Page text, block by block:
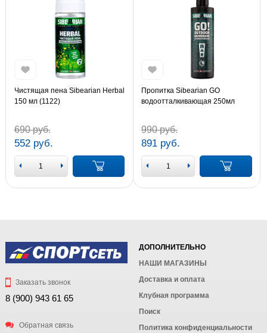
Чистящая пена Sibearian Herbal
150 мл (1122)
690 руб.
552 руб.
Пропитка Sibearian GO
водоотталкивающая 250мл
990 руб.
891 руб.
Заказать звонок
8 (900) 943 61 65
Обратная связь
ДОПОЛНИТЕЛЬНО
НАШИ МАГАЗИНЫ
Доставка и оплата
Клубная программа
Поиск
Политика конфиденциальности